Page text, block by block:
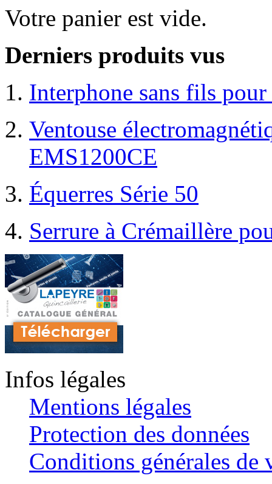
Votre panier est vide.
Derniers produits vus
Interphone sans fils
Ventouse
EMS1200CE
Équerres Série 50
Serrure à Crémaillère
Infos légales
Mentions légales
Protection des données
Conditions générales de